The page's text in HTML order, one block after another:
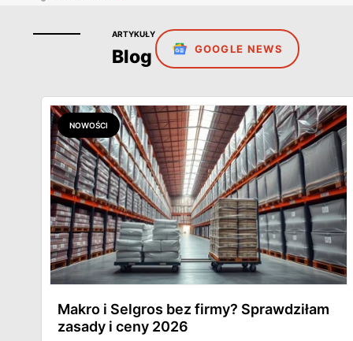
ARTYKUŁY
Blog GOOGLE NEWS
NOWOŚCI
Makro i Selgros bez firmy? Sprawdziłam
zasady i ceny 2026